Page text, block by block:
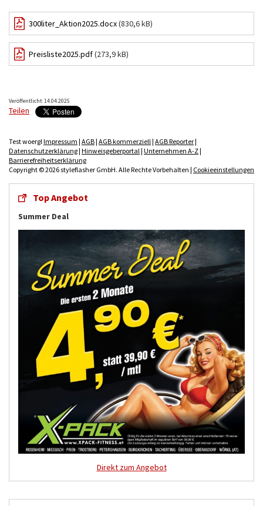
300liter_Aktion2025.docx(830,6 kB)
Preisliste2025.pdf(273,9 kB)
Veröffentlicht: 14.04.2025
Teilen
Test woergl Impressum | AGB| AGB kommerziell | AGB Reporter|
Datenschutzerklärung| Hinweisgeberportal | Unternehmen A-Z|
Barrierefreiheitserklärung
Copyright © 2026 styleflasher GmbH. Alle Rechte Vorbehalten | Cookieeinstellungen
Top Angebot
Summer Deal
Direkt zum Angebot